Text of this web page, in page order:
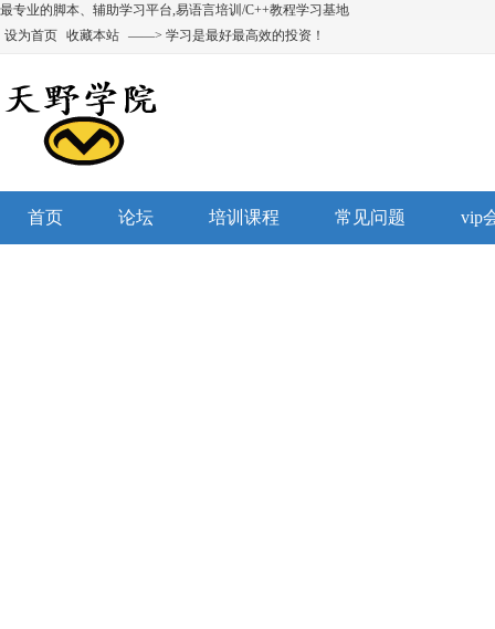
最专业的脚本、辅助学习平台,易语言培训/C++教程学习基地
设为首页 收藏本站 ——> 学习是最好最高效的投资！
首页 论坛 培训课程 常见问题 vip